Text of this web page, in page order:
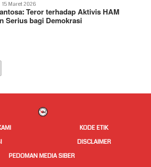
15 Maret 2026
Teror terhadap Aktivis HAM
Serius bagi Demokrasi
KODE ETIK
DISCLAIMER
PEDOMAN MEDIA SIBER